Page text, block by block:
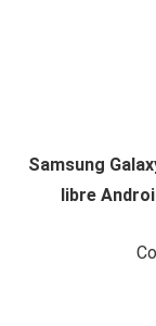
Samsung
libre